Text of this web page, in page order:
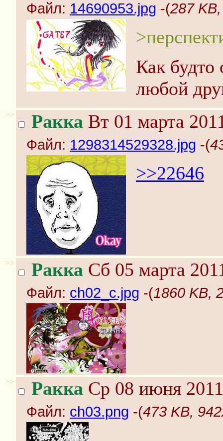
Файл: 14690953.jpg -(287
Как будто
любой
>> Ракка Вт 01 марта
Файл: 1298314529328.jpg -(
>>22646
>> Ракка Сб 05 марта
Файл: ch02_c.jpg -(1860 KB,
>> Ракка Ср 08 июня
Файл: ch03.png -(473 KB,